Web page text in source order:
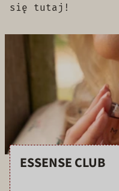
się tutaj!
ESSENSE CLUB